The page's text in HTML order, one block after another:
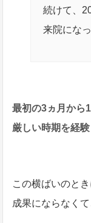
続けて、
来院になっ
最初の3ヵ月から
厳しい時期を経験
この横ばいのとき
成果にならなく